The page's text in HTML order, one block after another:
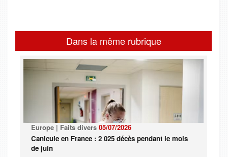
Dans la même rubrique
Europe | Faits divers 05/07/2026
Canicule en France : 2 025 décès pendant le mois
de juin